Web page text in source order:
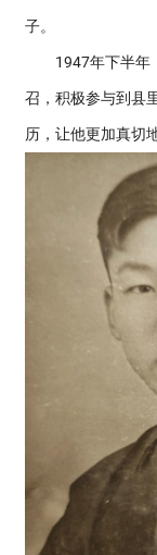
子。
1947年下半年，
召，积极参与到县
历，让他更加真切